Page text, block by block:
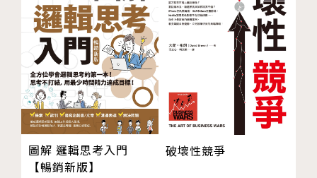
未曾預期。
＊書中包含延伸練習表格可下載使用。
►「珍妮佛與她的課程不斷全面獲得最高評分。她
極度認真，她的研究帶來轉變。她是哥倫比亞大學的頂
尖人才，不容錯過。」——彼得・T・科曼博士（Pete
r T. Coleman, PhD），哥倫比亞大學莫頓．多伊奇合
作與衝突解決國際中心（Morton Deutsch Internati
圖解 邏輯思考入門
【暢銷新版】
破壞性競爭